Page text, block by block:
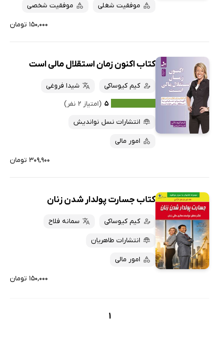
موفقیت شغلی موفقیت شخصی
۱۵۰,۰۰۰ تومان
کتاب اکنون زمان استقلال مالی است
کیم کیوساکی
شیدا فروغی
۵ (امتیاز ۲ نفر)
انتشارات نسل نواندیش
امور مالی
۳۰۹,۹۰۰ تومان
کتاب جسارت پولدار شدن زنان
کیم کیوساکی سمانه فلاح
انتشارات طاهریان
امور مالی
۱۵۰,۰۰۰ تومان
1